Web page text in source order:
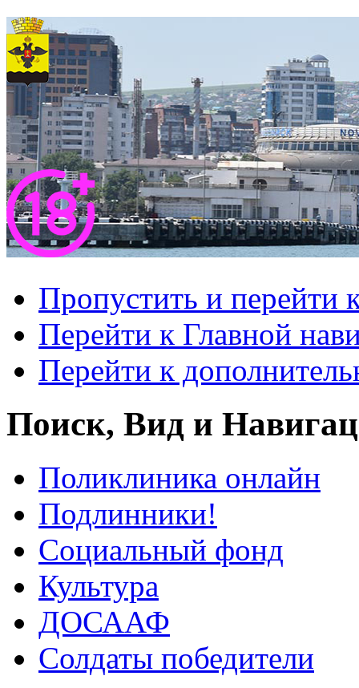
Пропустить и перейти
Перейти к Главной
Перейти к
Поиск, Вид и
Поликлиника онлайн
Подлинники!
Социальный фонд
Культура
ДОСААФ
Солдаты победители